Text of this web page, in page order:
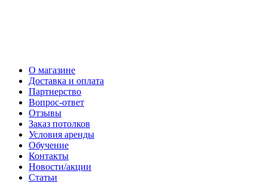
О магазине
Доставка и оплата
Партнерство
Вопрос-ответ
Отзывы
Заказ потолков
Условия аренды
Обучение
Контакты
Новости/акции
Статьи